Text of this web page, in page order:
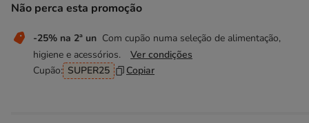
Não perca esta promoção
-25% na 2ª un Com cupão numa seleção de alimentação,
higiene e acessórios.
Ver condições
Cupão: SUPER25 Copiar